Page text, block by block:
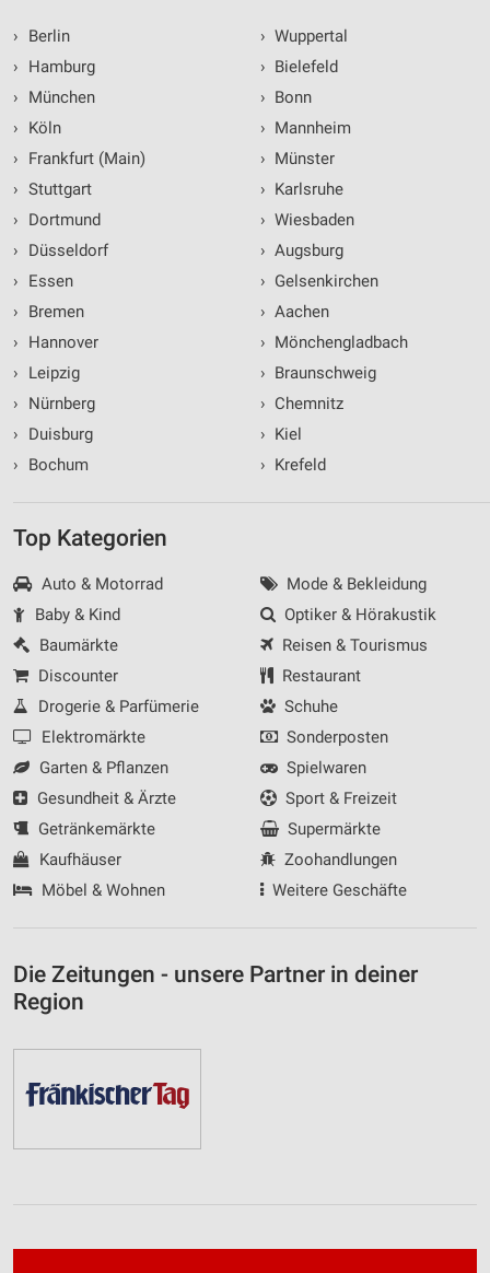
›
Berlin
›
Hamburg
›
München
›
Köln
›
Frankfurt (Main)
› Stuttgart
›
Dortmund
›
Düsseldorf
›
Essen
›
Bremen
›
Hannover
›
Leipzig
›
Nürnberg
›
Duisburg
›
Bochum
› Wuppertal
› Bielefeld
› Bonn
› Mannheim
› Münster
› Karlsruhe
› Wiesbaden
› Augsburg
› Gelsenkirchen
› Aachen
› Mönchengladbach
› Braunschweig
› Chemnitz
› Kiel
› Krefeld
Top Kategorien
Auto & Motorrad
Baby & Kind
Baumärkte
Discounter
Drogerie & Parfümerie
Elektromärkte
Garten & Pflanzen
Gesundheit & Ärzte
Getränkemärkte
Kaufhäuser
Möbel & Wohnen
Mode & Bekleidung
Optiker & Hörakustik
Reisen & Tourismus
Restaurant
Schuhe
Sonderposten
Spielwaren
Sport & Freizeit
Supermärkte
Zoohandlungen
Weitere Geschäfte
Die Zeitungen - unsere Partner in deiner
Region